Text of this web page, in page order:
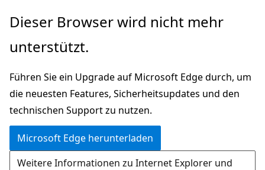
Zu
wechseln
Zur
springen
Dieser Browser wird nicht mehr
unterstützt.
Führen Sie ein Upgrade auf Microsoft Edge durch, um
die neuesten Features, Sicherheitsupdates und den
technischen Support zu nutzen.
Microsoft Edge herunterladen
Weitere Informationen zu Internet Explorer und